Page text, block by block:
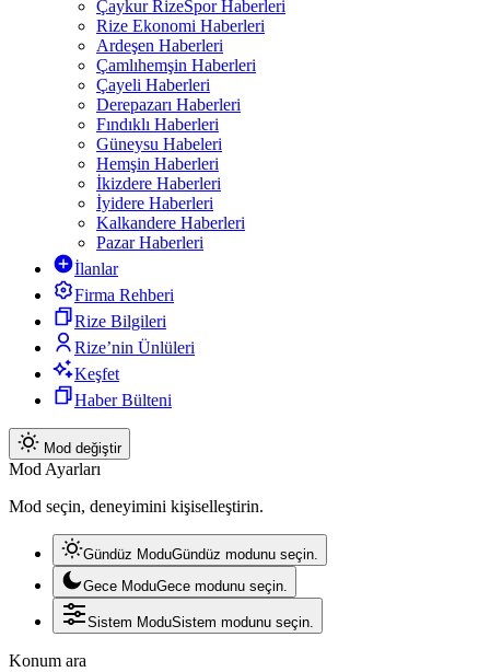
Çaykur RizeSpor Haberleri
Rize Ekonomi Haberleri
Ardeşen Haberleri
Çamlıhemşin Haberleri
Çayeli Haberleri
Derepazarı Haberleri
Fındıklı Haberleri
Güneysu Habeleri
Hemşin Haberleri
İkizdere Haberleri
İyidere Haberleri
Kalkandere Haberleri
Pazar Haberleri
İlanlar
Firma Rehberi
Rize Bilgileri
Rize’nin Ünlüleri
Keşfet
Haber Bülteni
Mod değiştir
Mod Ayarları
Mod seçin, deneyimini kişiselleştirin.
Gündüz ModuGündüz modunu seçin.
Gece ModuGece modunu seçin.
Sistem ModuSistem modunu seçin.
Konum ara